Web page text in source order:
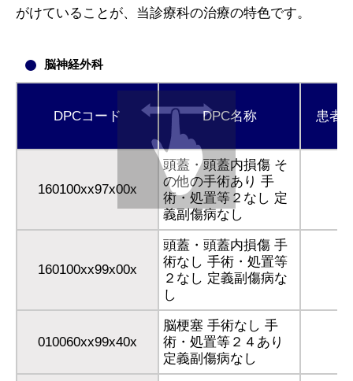
がけていることが、当診療科の治療の特色です。
脳神経外科
DPCコード DPC名称 患者
160100xx97x00x
頭蓋・頭蓋内損傷 そ
の他の手術あり 手
術・処置等２なし 定
義副傷病なし
160100xx99x00x
頭蓋・頭蓋内損傷 手
術なし 手術・処置等
２なし 定義副傷病な
し
010060xx99x40x
脳梗塞 手術なし 手
術・処置等２４あり
定義副傷病なし